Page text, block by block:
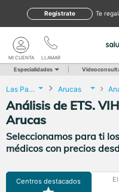
te
Regístrate
LLAMAR
MI CUENTA
Especialidades
Las Palmas Arucas
Análisis de ETS.
Arucas
Seleccionamos para ti
médicos con precios
Centros destacados